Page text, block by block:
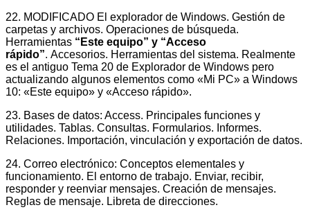
22. MODIFICADO El explorador de Windows. Gestión de
carpetas y archivos. Operaciones de búsqueda.
Herramientas “Este equipo” y “Acceso
rápido”. Accesorios. Herramientas del sistema. Realmente
es el antiguo Tema 20 de Explorador de Windows pero
actualizando algunos elementos como «Mi PC» a Windows
10: «Este equipo» y «Acceso rápido».
23. Bases de datos: Access. Principales funciones y
utilidades. Tablas. Consultas. Formularios. Informes.
Relaciones. Importación, vinculación y exportación de datos.
24. Correo electrónico: Conceptos elementales y
funcionamiento. El entorno de trabajo. Enviar, recibir,
responder y reenviar mensajes. Creación de mensajes.
Reglas de mensaje. Libreta de direcciones.